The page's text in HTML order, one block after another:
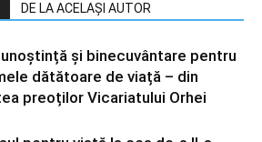
DE LA ACELAȘI AUTOR
și binecuvântare pentru
dătătoare de viață – din
preoților Vicariatului Orhei